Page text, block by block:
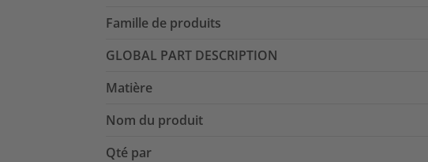
Famille de produits
GLOBAL PART DESCRIPTION
Matière
Nom du produit
Qté par